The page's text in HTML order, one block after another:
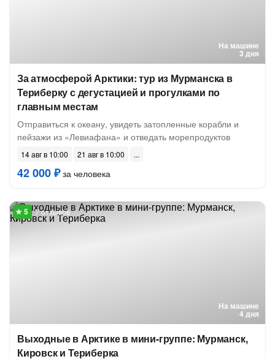
На машине
3 дня
За атмосферой Арктики: тур из Мурманска в
Териберку с дегустацией и прогулками по
главным местам
Отправиться к океану, увидеть затопленные корабли и
пейзажи из «Левиафана» и отведать морепродуктов
14 авг в 10:00 21 авг в 10:00
42 000 ₽за человека
На машине
4 дня
7 отзывов
Выходные в Арктике в мини-группе: Мурманск,
Кировск и Териберка